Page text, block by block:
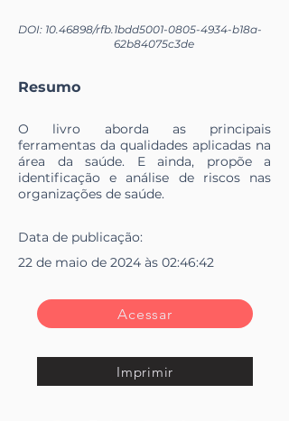
DOI: 10.46898/rfb.1bdd5001-0805-4934-b18a-
62b84075c3de
Resumo
O livro aborda as principais
ferramentas da qualidades aplicadas na
área da saúde. E ainda, propõe a
identificação e análise de riscos nas
organizações de saúde.
Data de publicação:
22 de maio de 2024 às 02:46:42
Acessar
Imprimir